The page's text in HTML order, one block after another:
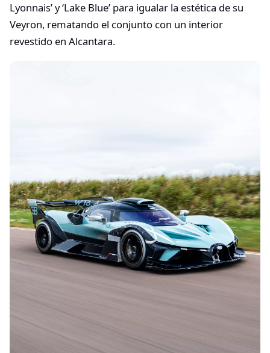
Lyonnais’ y ‘Lake Blue’ para igualar la estética de su
Veyron, rematando el conjunto con un interior
revestido en Alcantara.